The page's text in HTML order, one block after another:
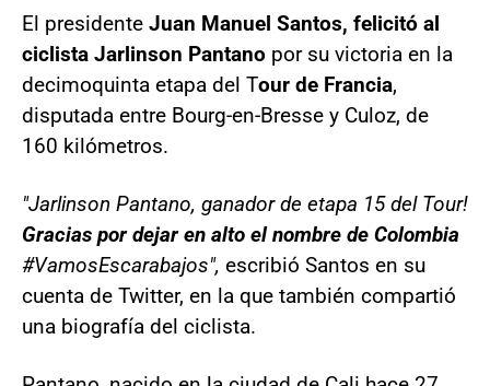
El presidente Juan Manuel Santos, felicitó al
ciclista Jarlinson Pantano por su victoria en la
decimoquinta etapa del Tour de Francia,
disputada entre Bourg-en-Bresse y Culoz, de
160 kilómetros.
"Jarlinson Pantano, ganador de etapa 15 del Tour!
Gracias por dejar en alto el nombre de Colombia
#VamosEscarabajos", escribió Santos en su
cuenta de Twitter, en la que también compartió
una biografía del ciclista.